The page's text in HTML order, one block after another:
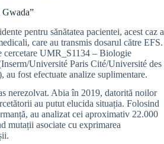
pentru sănătatea pacientei, acest caz a
care au transmis dosarul către EFS.
cercetare UMR_S1134 – Biologie
Université Paris Cité/Université des
au fost efectuate analize suplimentare.
nerezolvat. Abia în 2019, datorită noilor
au putut elucida situația. Folosind
au analizat cei aproximativ 22.000
mutații asociate cu exprimarea